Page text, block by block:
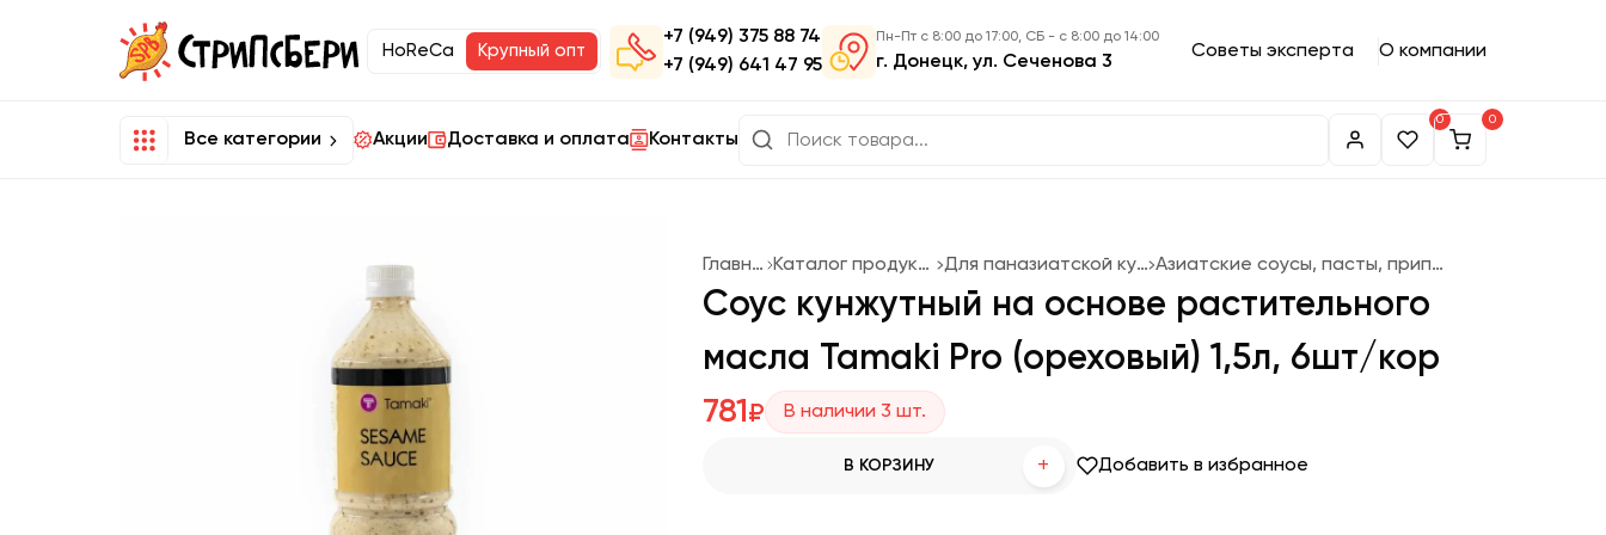
HoReCa Крупный опт
+7 (949) 375 88 74
+7 (949) 641 47 95
Пн-Пт с 8:00 до 17:00, СБ - с 8:00 до 14:00
г. Донецк, ул. Сеченова 3
Советы эксперта О компании
Все категории Акции Доставка и оплата Контакты
0 0
Главная Каталог продукции Для паназиатской кухни Азиатские соусы, пасты, приправы
Соус кунжутный на основе растительного
масла Tamaki Pro (ореховый) 1,5л, 6шт/кор
781 ₽ В наличии 3 шт.
В КОРЗИНУ + Добавить в избранное